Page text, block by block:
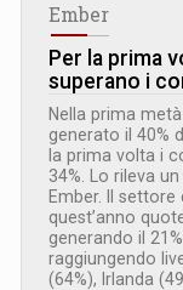
Ember
Per la prima
superano i
Nella prima
generato il 40%
la prima volta i
34%. Lo rileva
Ember. Il
quest’anno
generando il
raggiungendo
(64%), Irlanda